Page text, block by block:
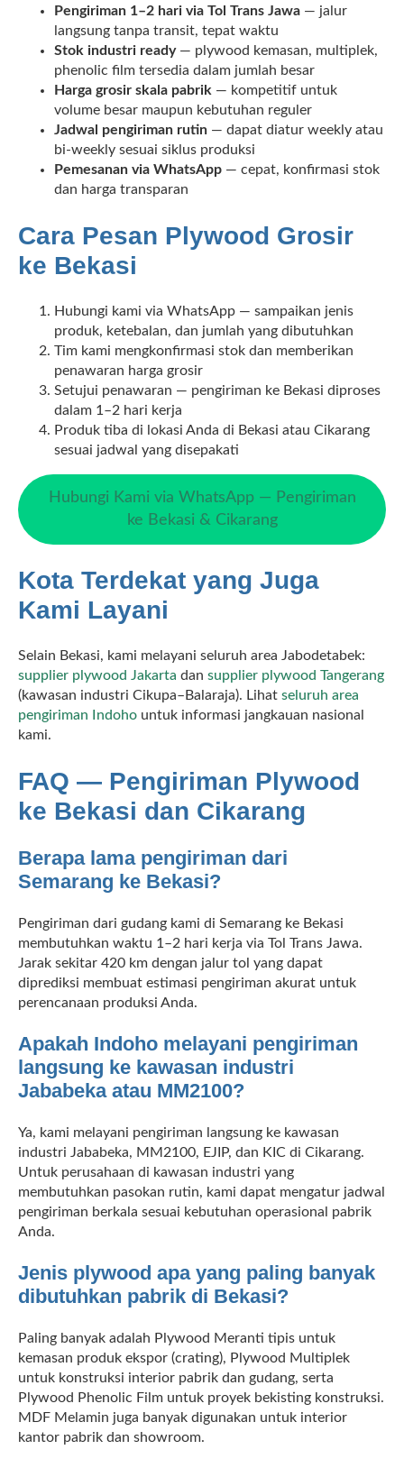
Pengiriman 1–2 hari via Tol Trans Jawa — jalur
langsung tanpa transit, tepat waktu
Stok industri ready— plywood kemasan, multiplek,
phenolic film tersedia dalam jumlah besar
Harga grosir skala pabrik — kompetitif untuk
volume besar maupun kebutuhan reguler
Jadwal pengiriman rutin — dapat diatur weekly atau
bi-weekly sesuai siklus produksi
Pemesanan via WhatsApp — cepat, konfirmasi stok
dan harga transparan
Cara Pesan Plywood Grosir
ke Bekasi
Hubungi kami via WhatsApp — sampaikan jenis
produk, ketebalan, dan jumlah yang dibutuhkan
Tim kami mengkonfirmasi stok dan memberikan
penawaran harga grosir
Setujui penawaran — pengiriman ke Bekasi diproses
dalam 1–2 hari kerja
Produk tiba di lokasi Anda di Bekasi atau Cikarang
sesuai jadwal yang disepakati
Hubungi Kami via WhatsApp — Pengiriman
ke Bekasi & Cikarang
Kota Terdekat yang Juga
Kami Layani
Selain Bekasi, kami melayani seluruh area Jabodetabek:
supplier plywood Jakarta dan supplier plywood Tangerang
(kawasan industri Cikupa–Balaraja). Lihat seluruh area
pengiriman Indoho untuk informasi jangkauan nasional
kami.
FAQ — Pengiriman Plywood
ke Bekasi dan Cikarang
Berapa lama pengiriman dari
Semarang ke Bekasi?
Pengiriman dari gudang kami di Semarang ke Bekasi
membutuhkan waktu 1–2 hari kerja via Tol Trans Jawa.
Jarak sekitar 420 km dengan jalur tol yang dapat
diprediksi membuat estimasi pengiriman akurat untuk
perencanaan produksi Anda.
Apakah Indoho melayani pengiriman
langsung ke kawasan industri
Jababeka atau MM2100?
Ya, kami melayani pengiriman langsung ke kawasan
industri Jababeka, MM2100, EJIP, dan KIC di Cikarang.
Untuk perusahaan di kawasan industri yang
membutuhkan pasokan rutin, kami dapat mengatur jadwal
pengiriman berkala sesuai kebutuhan operasional pabrik
Anda.
Jenis plywood apa yang paling banyak
dibutuhkan pabrik di Bekasi?
Paling banyak adalah Plywood Meranti tipis untuk
kemasan produk ekspor (crating), Plywood Multiplek
untuk konstruksi interior pabrik dan gudang, serta
Plywood Phenolic Film untuk proyek bekisting konstruksi.
MDF Melamin juga banyak digunakan untuk interior
kantor pabrik dan showroom.